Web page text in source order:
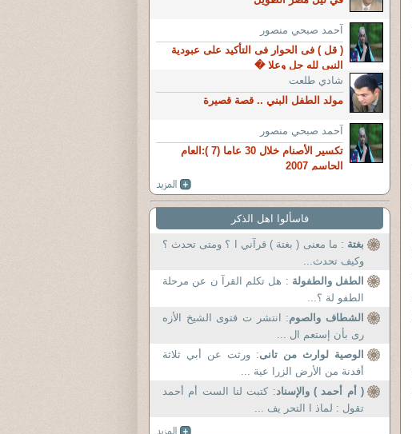
آحمد صبحي منصور
( قل ) فى الحوار فى التأكيد على عبودية
النبى لله جل وعلا �
شادي طلعت
مولد الطفل البني .. قصة قصيرة
آحمد صبحي منصور
تكسير الأصنام خلال 30 عاما (7 ):العام
الحاسم 2007
فاسألوا اهل الذكر
بغتة : ما معنى ( بغتة ) قرآني ا ؟ ومتى تحدث ؟
وكيف تحدث...
الطفل والطفولة : هل تكلم القرآ ن عن مرحلة
الطفو لة ؟...
الشطاف والصوم: انتشر ت فتوى الشيخ الأزه
رى بأن إستعم ال ...
الوصية لوارث من تانى: ورثت عن أبي ثلاثة
أفدنة من الأرض الزرا عية ...
( أم أحمد ) والإسناد: كتبت لنا الست أم أحمد
تقول : لماذ ا التحر يف ...